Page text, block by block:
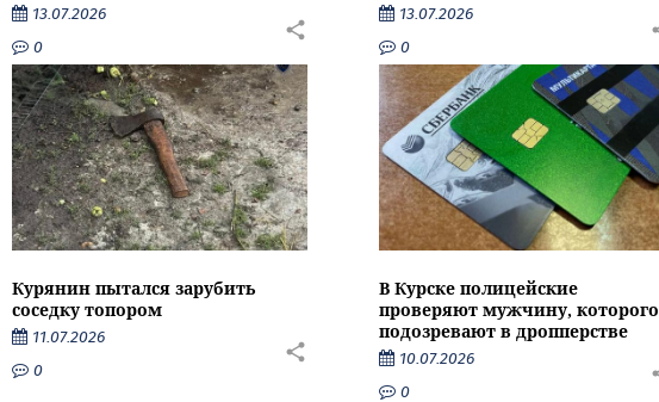
13.07.2026
0
13.07.2026
0
Курянин пытался зарубить
соседку топором
11.07.2026
0
В Курске полицейские
проверяют мужчину, которого
подозревают в дропперстве
10.07.2026
0